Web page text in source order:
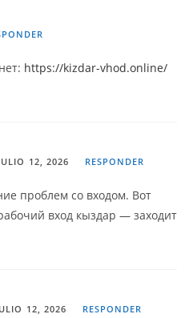
https://kizdar-vhod.online/
12, 2026 RESPONDER
проблем со входом. Вот
вход кыздар — заходит
12, 2026 RESPONDER